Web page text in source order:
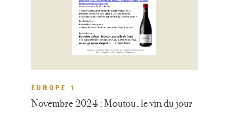
Novembre 2024 : Moutou, le vin du jour
EUROPE 1